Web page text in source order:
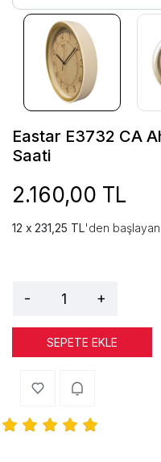
Eastar E3732 CA
Saati
2.160,00 TL
231,25 TL'den
- +
SEPETE EKLE